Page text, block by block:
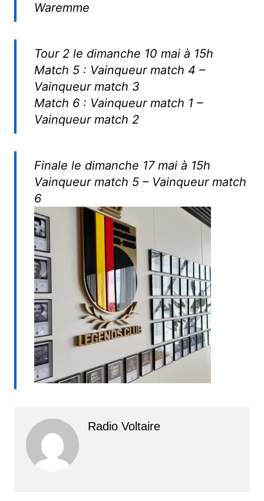
Waremme
Tour 2 le dimanche 10 mai à 15h
Match 5 : Vainqueur match 4 –
Vainqueur match 3
Match 6 : Vainqueur match 1 –
Vainqueur match 2
Finale le dimanche 17 mai à 15h
Vainqueur match 5 – Vainqueur match
6
Radio Voltaire